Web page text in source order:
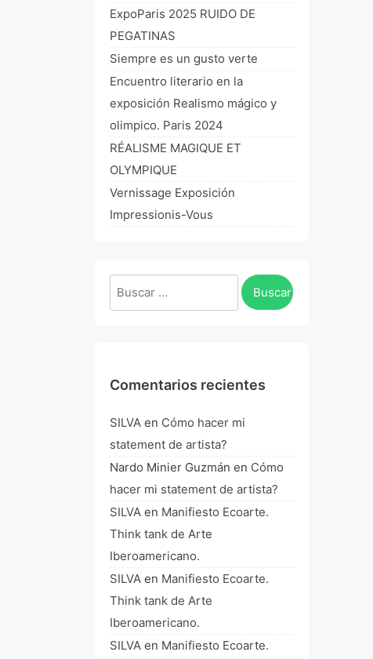
ExpoParis 2025 RUIDO DE
PEGATINAS
Siempre es un gusto verte
Encuentro literario en la
exposición Realismo mágico y
olimpico. Paris 2024
RÉALISME MAGIQUE ET
OLYMPIQUE
Vernissage Exposición
Impressionis-Vous
Buscar:
Comentarios recientes
SILVA en Cómo hacer mi
statement de artista?
Nardo Minier Guzmán en Cómo
hacer mi statement de artista?
SILVA en Manifiesto Ecoarte.
Think tank de Arte
Iberoamericano.
SILVA en Manifiesto Ecoarte.
Think tank de Arte
Iberoamericano.
SILVA en Manifiesto Ecoarte.